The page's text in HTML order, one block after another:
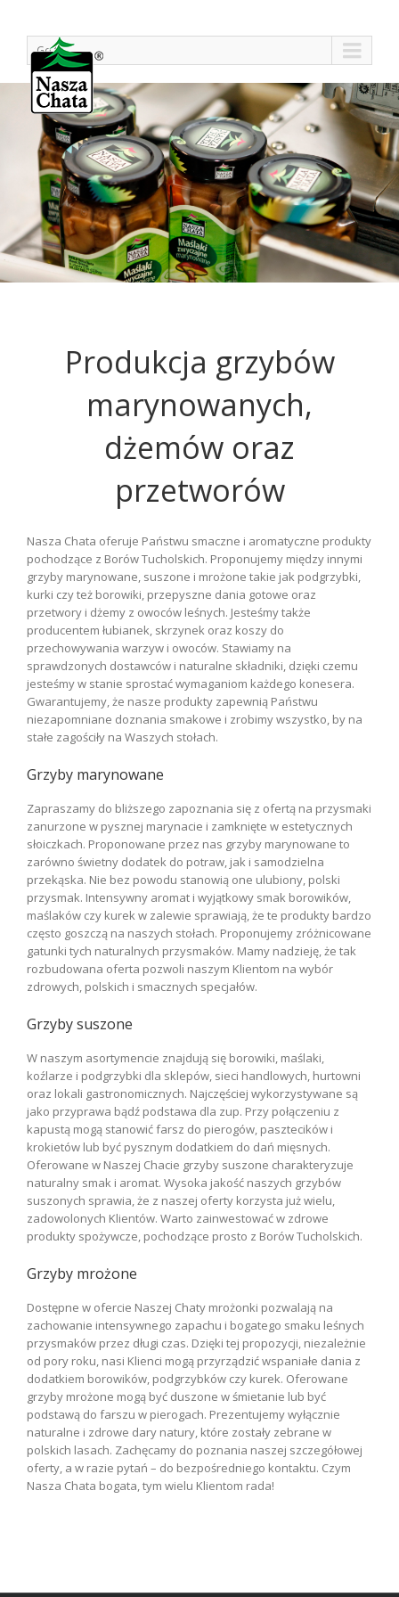
Go to...
Produkcja grzybów
marynowanych,
dżemów oraz
przetworów
Nasza Chata oferuje Państwu smaczne i aromatyczne produkty
pochodzące z Borów Tucholskich. Proponujemy między innymi
grzyby marynowane, suszone i mrożone takie jak podgrzybki,
kurki czy też borowiki, przepyszne dania gotowe oraz
przetwory i dżemy z owoców leśnych. Jesteśmy także
producentem łubianek, skrzynek oraz koszy do
przechowywania warzyw i owoców. Stawiamy na
sprawdzonych dostawców i naturalne składniki, dzięki czemu
jesteśmy w stanie sprostać wymaganiom każdego konesera.
Gwarantujemy, że nasze produkty zapewnią Państwu
niezapomniane doznania smakowe i zrobimy wszystko, by na
stałe zagościły na Waszych stołach.
Grzyby marynowane
Zapraszamy do bliższego zapoznania się z ofertą na przysmaki
zanurzone w pysznej marynacie i zamknięte w estetycznych
słoiczkach. Proponowane przez nas grzyby marynowane to
zarówno świetny dodatek do potraw, jak i samodzielna
przekąska. Nie bez powodu stanowią one ulubiony, polski
przysmak. Intensywny aromat i wyjątkowy smak borowików,
maślaków czy kurek w zalewie sprawiają, że te produkty bardzo
często goszczą na naszych stołach. Proponujemy zróżnicowane
gatunki tych naturalnych przysmaków. Mamy nadzieję, że tak
rozbudowana oferta pozwoli naszym Klientom na wybór
zdrowych, polskich i smacznych specjałów.
Grzyby suszone
W naszym asortymencie znajdują się borowiki, maślaki,
koźlarze i podgrzybki dla sklepów, sieci handlowych, hurtowni
oraz lokali gastronomicznych. Najczęściej wykorzystywane są
jako przyprawa bądź podstawa dla zup. Przy połączeniu z
kapustą mogą stanowić farsz do pierogów, pasztecików i
krokietów lub być pysznym dodatkiem do dań mięsnych.
Oferowane w Naszej Chacie grzyby suszone charakteryzuje
naturalny smak i aromat. Wysoka jakość naszych grzybów
suszonych sprawia, że z naszej oferty korzysta już wielu,
zadowolonych Klientów. Warto zainwestować w zdrowe
produkty spożywcze, pochodzące prosto z Borów Tucholskich.
Grzyby mrożone
Dostępne w ofercie Naszej Chaty mrożonki pozwalają na
zachowanie intensywnego zapachu i bogatego smaku leśnych
przysmaków przez długi czas. Dzięki tej propozycji, niezależnie
od pory roku, nasi Klienci mogą przyrządzić wspaniałe dania z
dodatkiem borowików, podgrzybków czy kurek. Oferowane
grzyby mrożone mogą być duszone w śmietanie lub być
podstawą do farszu w pierogach. Prezentujemy wyłącznie
naturalne i zdrowe dary natury, które zostały zebrane w
polskich lasach. Zachęcamy do poznania naszej szczegółowej
oferty, a w razie pytań – do bezpośredniego kontaktu. Czym
Nasza Chata bogata, tym wielu Klientom rada!